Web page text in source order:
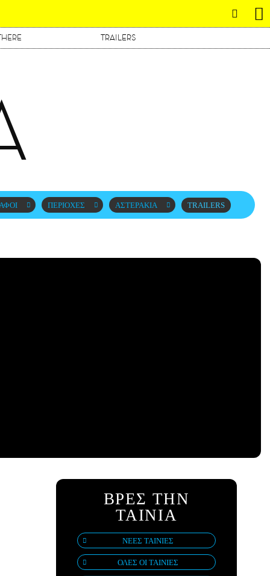
TRAILERS
ΠΕΡΙΟΧΕΣ ΑΣΤΕΡΑΚΙΑ TRAILERS
ΒΡΕΣ ΤΗΝ
ΤΑΙΝΙΑ
ΝΕΕΣ ΤΑΙΝΙΕΣ
ΟΛΕΣ ΟΙ ΤΑΙΝΙΕΣ